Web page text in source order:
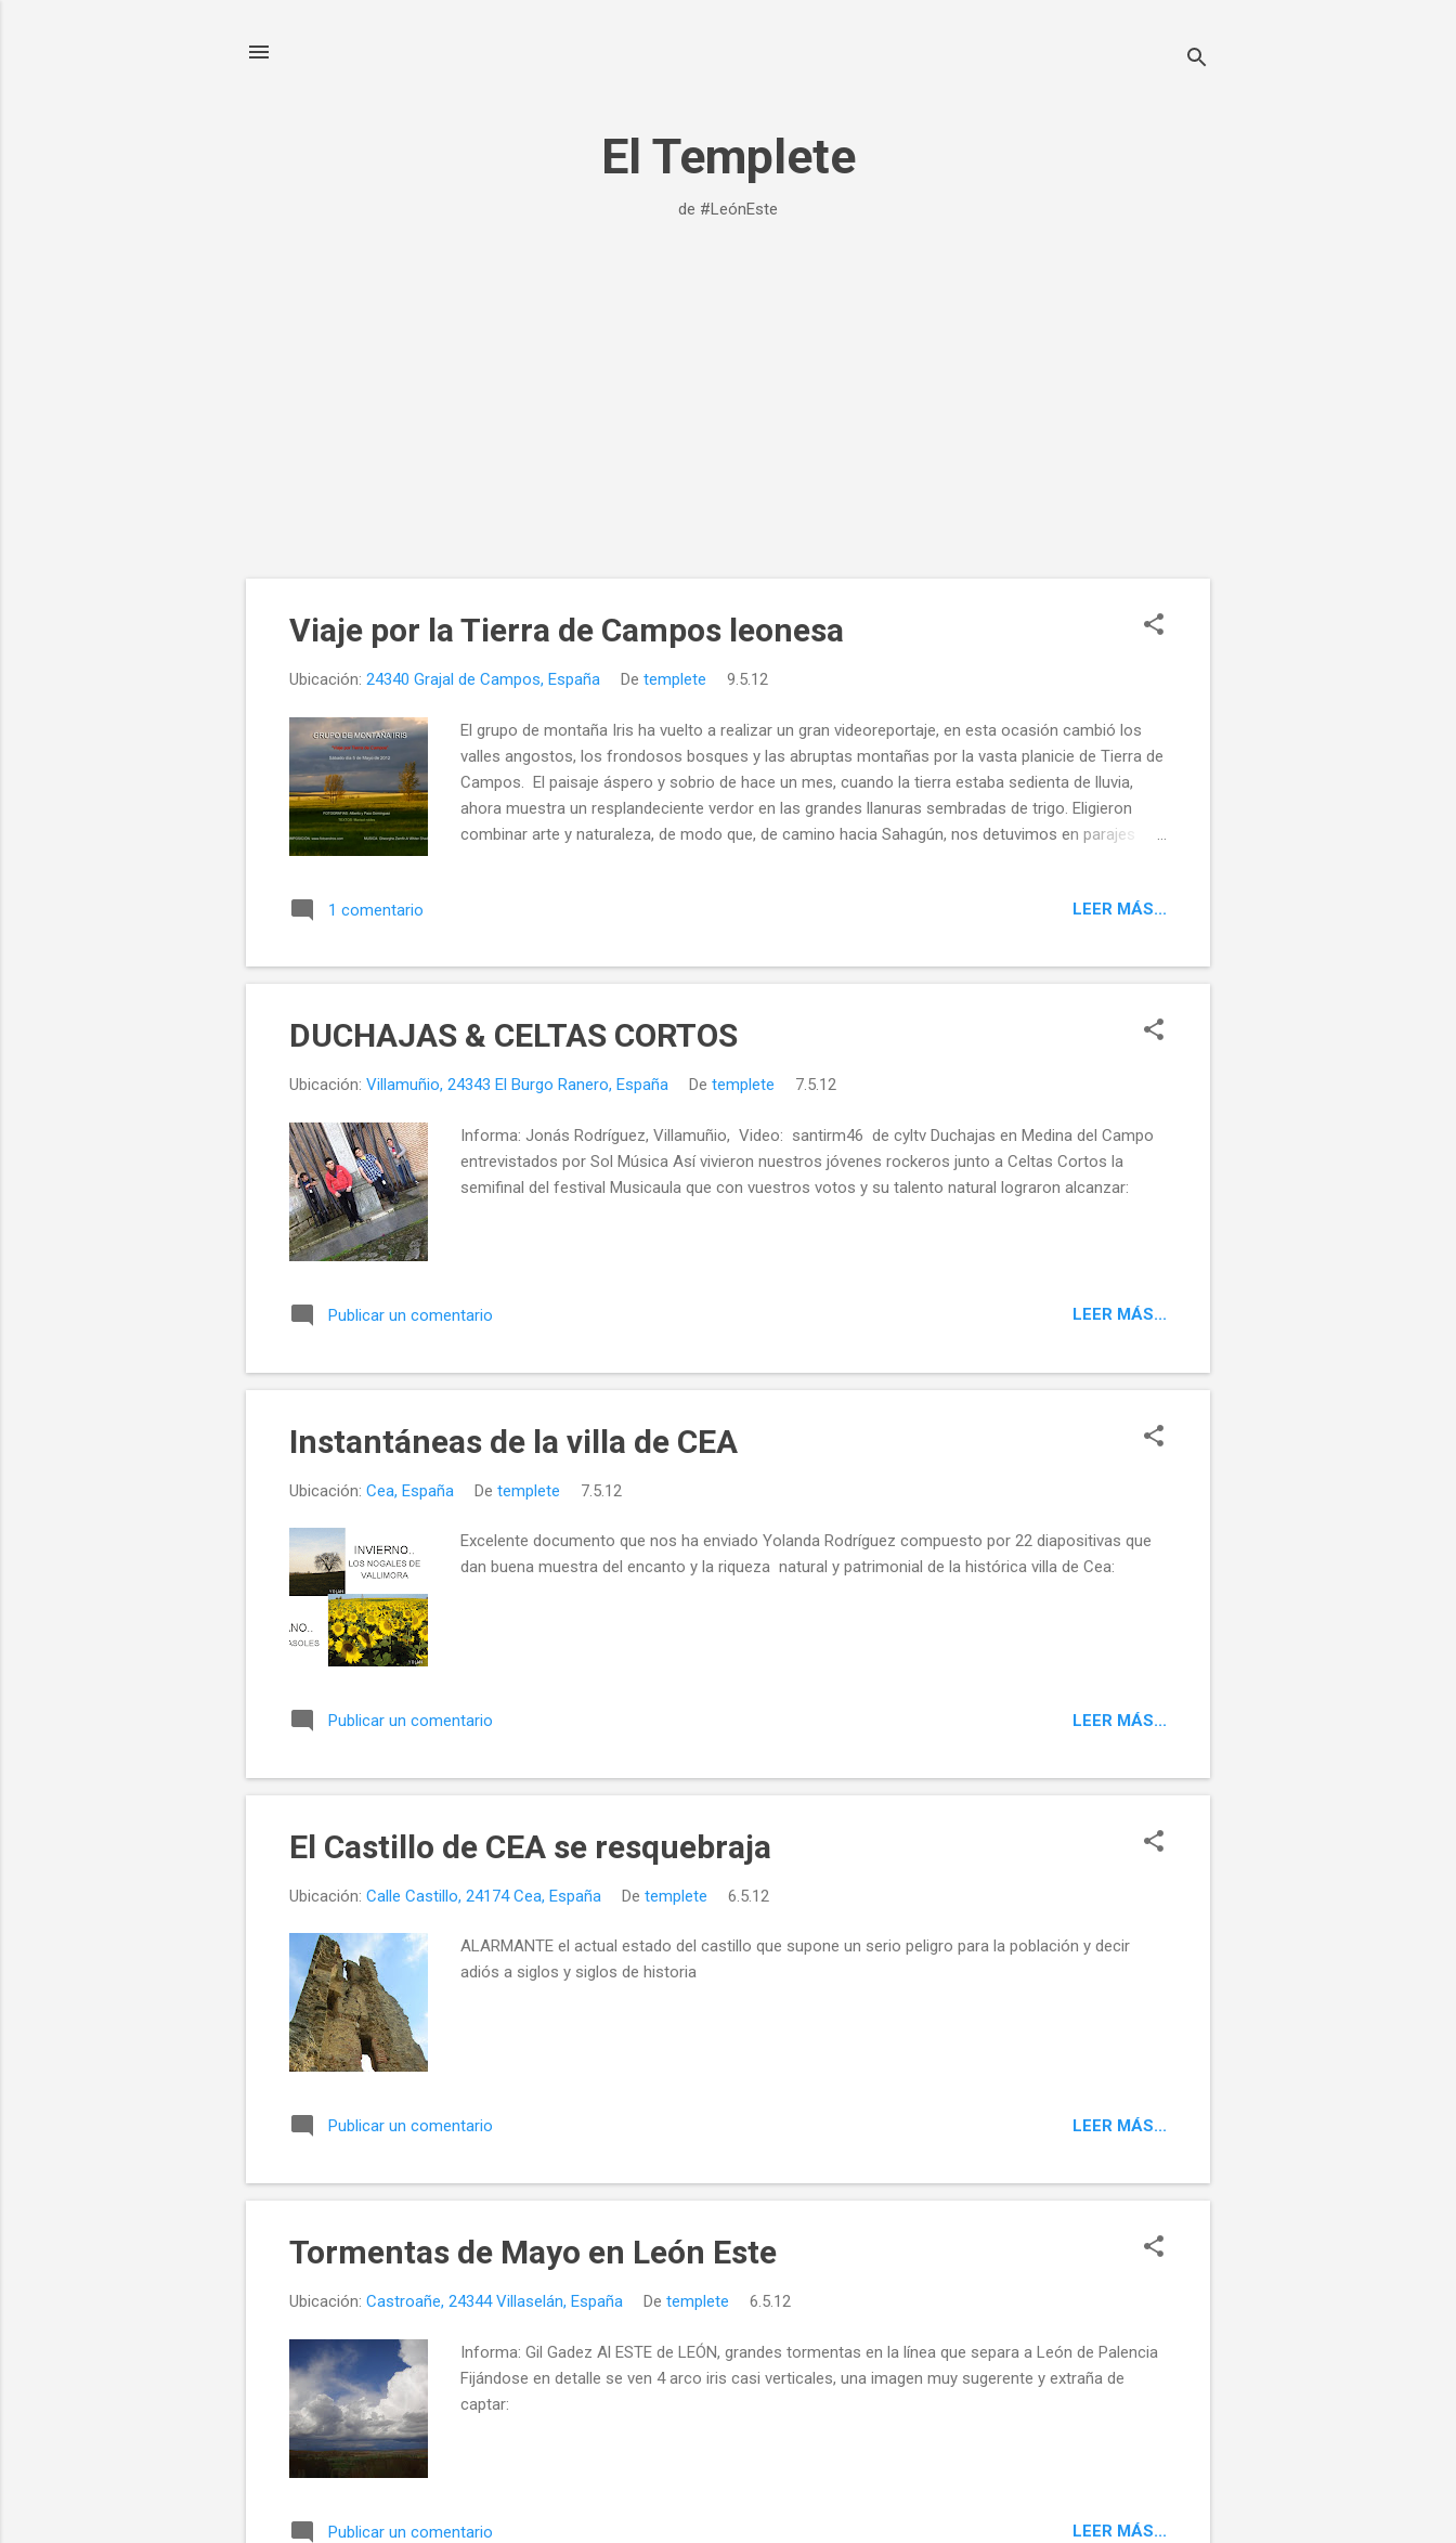
El Templete
de #LeónEste
Viaje por la Tierra de Campos leonesa
Ubicación: 24340 Grajal de Campos, España De templete 9.5.12
El grupo de montaña Iris ha vuelto a realizar un gran videoreportaje, en esta ocasión cambió los
valles angostos, los frondosos bosques y las abruptas montañas por la vasta planicie de Tierra de
Campos. El paisaje áspero y sobrio de hace un mes, cuando la tierra estaba sedienta de lluvia,
ahora muestra un resplandeciente verdor en las grandes llanuras sembradas de trigo. Eligieron
combinar arte y naturaleza, de modo que, de camino hacia Sahagún, nos detuvimos en parajes
1 comentario LEER MÁS...
DUCHAJAS & CELTAS CORTOS
Ubicación: Villamuñio, 24343 El Burgo Ranero, España De templete 7.5.12
Informa: Jonás Rodríguez, Villamuñio, Video: santirm46 de cyltv Duchajas en Medina del Campo
entrevistados por Sol Música Así vivieron nuestros jóvenes rockeros junto a Celtas Cortos la
semifinal del festival Musicaula que con vuestros votos y su talento natural lograron alcanzar:
Publicar un comentario LEER MÁS...
Instantáneas de la villa de CEA
Ubicación: Cea, España De templete 7.5.12
Excelente documento que nos ha enviado Yolanda Rodríguez compuesto por 22 diapositivas que
dan buena muestra del encanto y la riqueza natural y patrimonial de la histórica villa de Cea:
Publicar un comentario LEER MÁS...
El Castillo de CEA se resquebraja
Ubicación: Calle Castillo, 24174 Cea, España De templete 6.5.12
ALARMANTE el actual estado del castillo que supone un serio peligro para la población y decir
adiós a siglos y siglos de historia
Publicar un comentario LEER MÁS...
Tormentas de Mayo en León Este
Ubicación: Castroañe, 24344 Villaselán, España De templete 6.5.12
Informa: Gil Gadez Al ESTE de LEÓN, grandes tormentas en la línea que separa a León de Palencia
Fijándose en detalle se ven 4 arco iris casi verticales, una imagen muy sugerente y extraña de
captar:
Publicar un comentario LEER MÁS...